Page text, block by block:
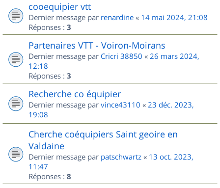
cooequipier vtt
Dernier message par renardine « 14 mai 2024, 21:08
Réponses : 3
Partenaires VTT - Voiron-Moirans
Dernier message par Cricri 38850 « 26 mars 2024,
12:18
Réponses : 3
Recherche co équipier
Dernier message par vince43110 « 23 déc. 2023,
19:08
Cherche coéquipiers Saint geoire en
Valdaine
Dernier message par patschwartz « 13 oct. 2023,
11:47
Réponses : 8